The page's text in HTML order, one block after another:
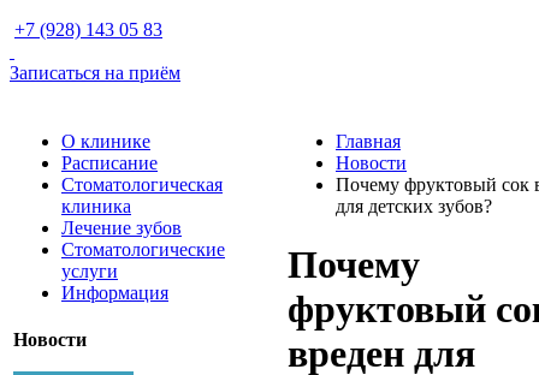
+7 (928) 143 05 83
Записаться на приём
О клинике
Расписание
Стоматологическая
клиника
Лечение зубов
Стоматологические
услуги
Информация
Новости
Главная
Новости
Почему фруктовый сок
для детских зубов?
Почему
фруктовый
вреден для